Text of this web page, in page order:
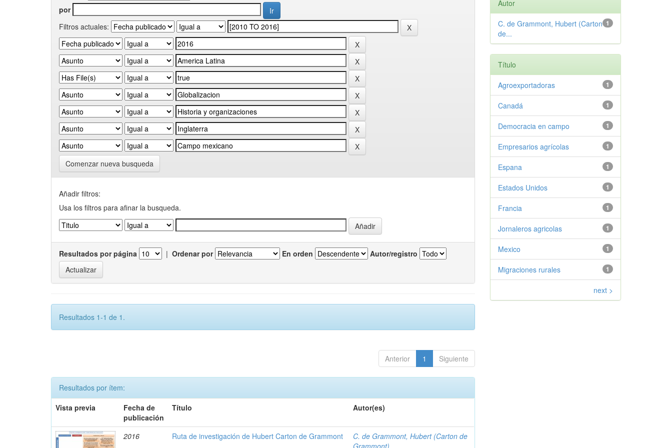
por
Filtros actuales:
Comenzar nueva busqueda
Añadir filtros:
Usa los filtros para afinar la busqueda.
Resultados por página | Ordenar por En orden Autor/registro
Resultados 1-1 de 1.
Anterior 1 Siguiente
Resultados por ítem:
Vista previa
Fecha de
publicación
Título Autor(es)
2016 Ruta de investigación de Hubert Carton de Grammont
C. de Grammont, Hubert (Carton de
Grammont)
Autor
1
C. de Grammont, Hubert (Carton
de...
Título
1
Agroexportadoras
1
Canadá
1
Democracia en campo
1
Empresarios agrícolas
1
Espana
1
Estados Unidos
1
Francia
1
Jornaleros agricolas
1
Mexico
1
Migraciones rurales
next >